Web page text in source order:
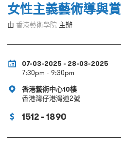
女性主義藝術導與賞
由 香港藝術學院 主辦
07-03-2025 - 28-03-2025
7:30pm - 9:30pm
香港藝術中心10樓
香港灣仔港灣道2號
1512 - 1890